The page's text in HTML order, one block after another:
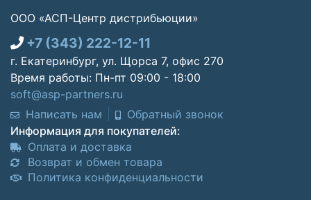
ООО «АСП-Центр дистрибьюции»
+7 (343) 222-12-11
г. Екатеринбург, ул. Щорса 7, офис 270
Время работы: Пн-пт 09:00 - 18:00
soft@asp-partners.ru
Написать нам
Обратный звонок
Информация для покупателей:
Оплата и доставка
Возврат и обмен товара
Политика конфиденциальности